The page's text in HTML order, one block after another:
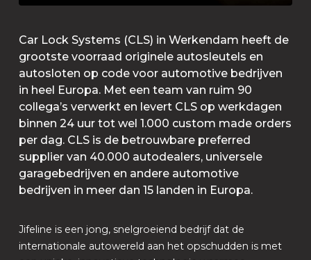
Car Lock Systems (CLS) in Werkendam heeft de
grootste voorraad originele autosleutels en
autosloten op code voor automotive bedrijven
in heel Europa. Met een team van ruim 90
collega’s verwerkt en levert CLS op werkdagen
binnen 24 uur tot wel 1.000 custom made orders
per dag. CLS is de betrouwbare preferred
supplier van 40.000 autodealers, universele
garagebedrijven en andere automotive
bedrijven in meer dan 15 landen in Europa.
Jifeline is een jong, snelgroeiend bedrijf dat de
internationale autowereld aan het opschudden is met